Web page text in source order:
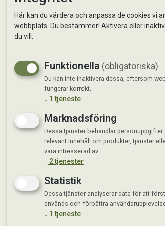
Kontakta oss
Om oss
Här kan du värdera och anpassa de cookies vi
webbplats. Du bestämmer! Aktivera eller
du vill.
Funktionella (obligatoriska)
Du kan inte inaktivera dessa, eftersom
fungerar korrekt.
↓ 1 tjeneste
Marknadsföring
Dessa tjänster behandlar personuppgifter
relevant innehåll om produkter, tjänster
vara intresserad av.
↓ 2tjenester
Statistik
Dessa tjänster analyserar data för att
används och förbättra
↓ 1 tjeneste